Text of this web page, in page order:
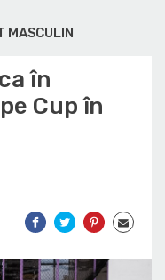
MASCULIN
în
Cup în